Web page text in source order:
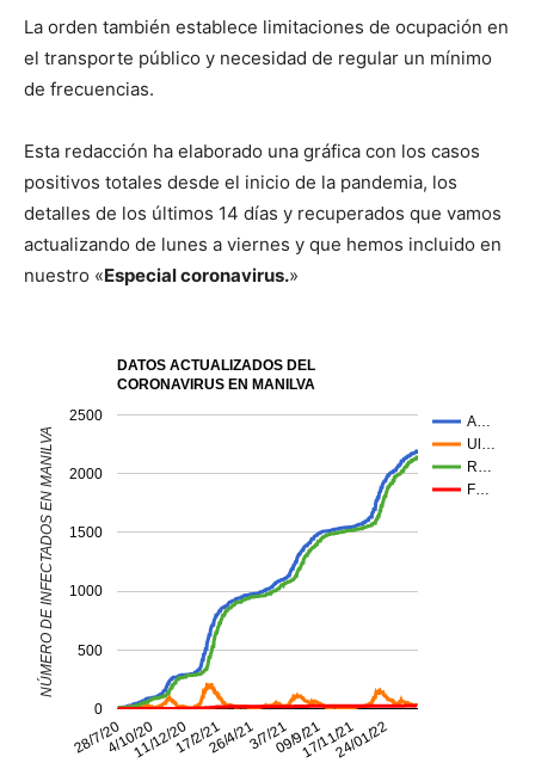
La orden también establece limitaciones de ocupación en
el transporte público y necesidad de regular un mínimo
de frecuencias.
Esta redacción ha elaborado una gráfica con los casos
positivos totales desde el inicio de la pandemia, los
detalles de los últimos 14 días y recuperados que vamos
actualizando de lunes a viernes y que hemos incluido en
nuestro «Especial coronavirus.»
DATOS ACTUALIZADOS DEL
CORONAVIRUS EN MANILVA
A…
Ul…
R…
F…
28/7/204/10/2011/12/2017/2/2126/4/213/7/2109/9/2117/11/2124/01/22
0
500
1000
1500
2000
2500
NÚMERO DE INFECTADOS EN MANILVA